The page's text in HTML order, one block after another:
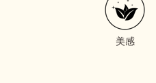
美感